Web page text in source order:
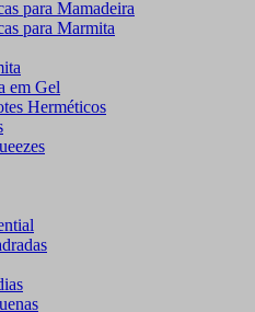
para Mamadeira
para Marmita
em Gel
Herméticos